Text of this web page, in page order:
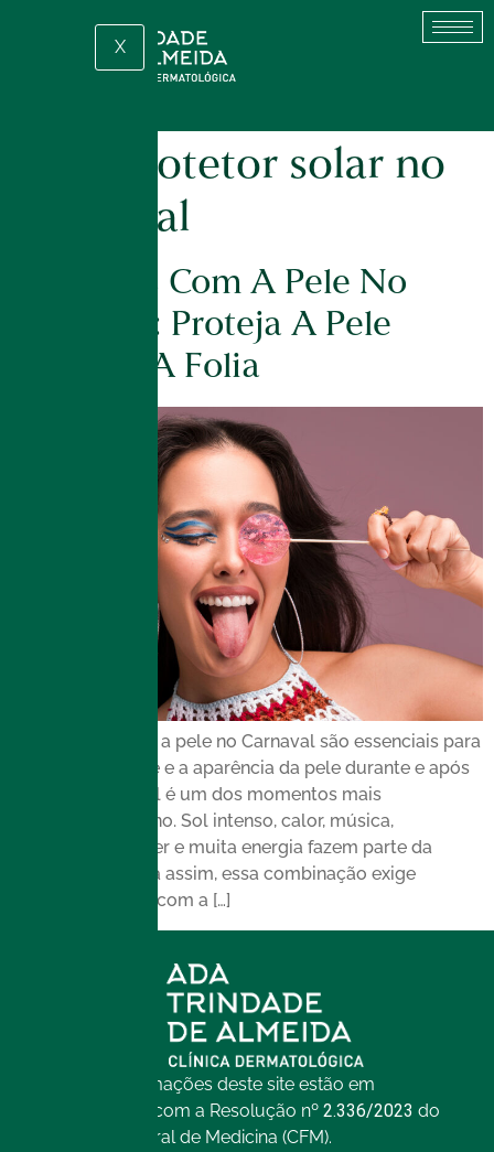
X
protetor solar no
carnaval
Cuidados Com A Pele No
Carnaval: Proteja A Pele
Durante A Folia
Os cuidados com a pele no Carnaval são essenciais para
preservar a saúde e a aparência da pele durante e após
a folia. O Carnaval é um dos momentos mais
aguardados do ano. Sol intenso, calor, música,
maquiagem, glitter e muita energia fazem parte da
experiência. Ainda assim, essa combinação exige
atenção especial com a […]
Todas as informações deste site estão em
conformidade com a Resolução nº 2.336/2023 do
Conselho Federal de Medicina (CFM).